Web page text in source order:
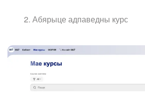
Абярыце адпаведны курс